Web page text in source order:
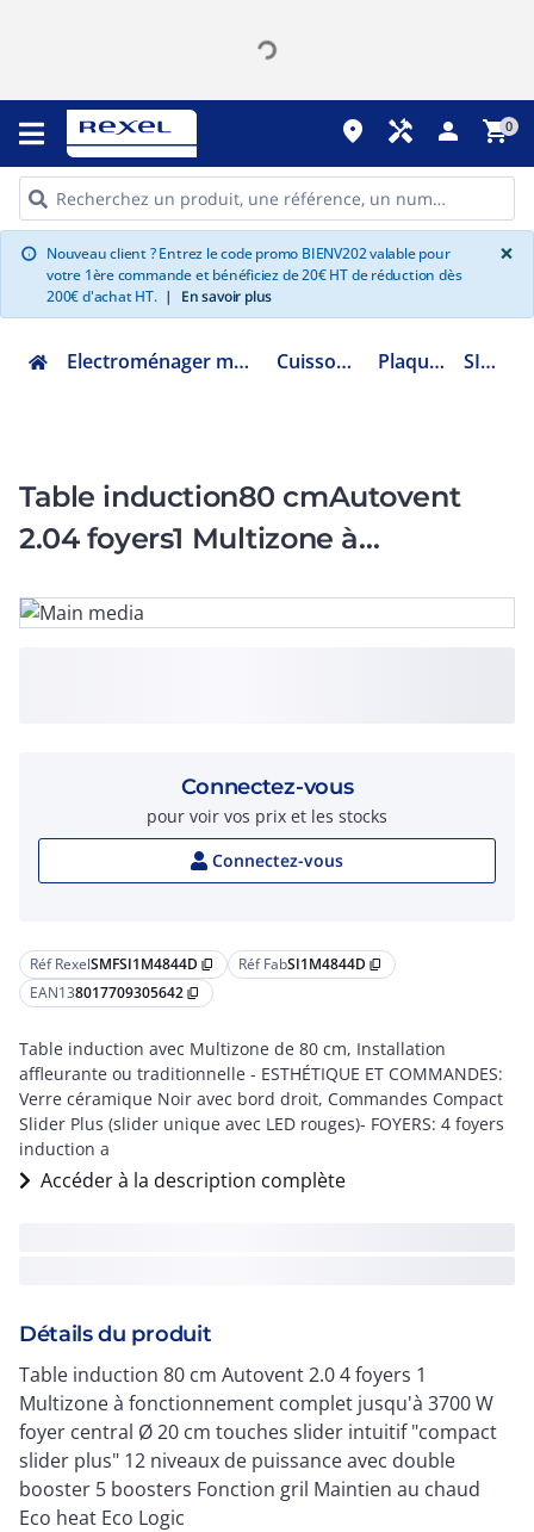
place handyman person shopping_cart0
info Nouveau client ? Entrez le code promo BIENV202 valable pour
votre 1ère commande et bénéficiez de 20€ HT de réduction dès
200€ d'achat HT. | En savoir plus
×
Electroménager multimédia et informatique Cuisson encastrable Plaque induction SI1M4844D
Table induction80 cmAutovent
2.04 foyers1 Multizone à
Réf RexelSMFSI1M4844D content_copy Réf FabSI1M4844D content_copy
EAN138017709305642 content_copy
Table induction avec Multizone de 80 cm, Installation
affleurante ou traditionnelle - ESTHÉTIQUE ET COMMANDES:
Verre céramique Noir avec bord droit, Commandes Compact
Slider Plus (slider unique avec LED rouges)- FOYERS: 4 foyers
induction a
Accéder à la description complète
Détails du produit
Table induction 80 cm Autovent 2.0 4 foyers 1
Multizone à fonctionnement complet jusqu'à 3700 W
foyer central Ø 20 cm touches slider intuitif "compact
slider plus" 12 niveaux de puissance avec double
booster 5 boosters Fonction gril Maintien au chaud
Eco heat Eco Logic
Connectez-vous
pour voir vos prix et les stocks
Connectez-vous